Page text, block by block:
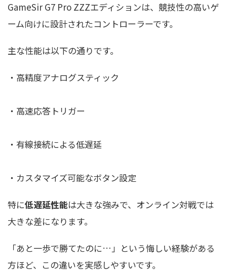
GameSir G7 Pro ZZZエディションは、競技性の高いゲ
ーム向けに設計されたコントローラーです。
主な性能は以下の通りです。
・高精度アナログスティック
・高速応答トリガー
・有線接続による低遅延
・カスタマイズ可能なボタン設定
特に低遅延性能は大きな強みで、オンライン対戦では
大きな差になります。
「あと一歩で勝てたのに…」という悔しい経験がある
方ほど、この違いを実感しやすいです。